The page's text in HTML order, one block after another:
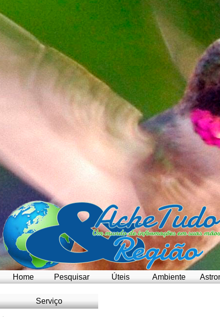
Home Pesquisar Úteis Ambiente
Serviço